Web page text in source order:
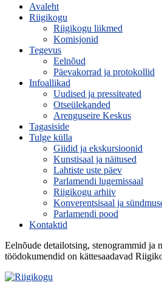
Avaleht
Riigikogu
Riigikogu liikmed
Komisjonid
Tegevus
Eelnõud
Päevakorrad ja protokollid
Infoallikad
Uudised ja pressiteated
Otseülekanded
Arenguseire Keskus
Tagasiside
Tulge külla
Giidid ja ekskursioonid
Kunstisaal ja näitused
Lahtiste uste päev
Parlamendi lugemissaal
Riigikogu arhiiv
Konverentsisaal ja
Parlamendi pood
Kontaktid
Eelnõude detailotsing, stenogrammid ja
töödokumendid on kättesaadavad